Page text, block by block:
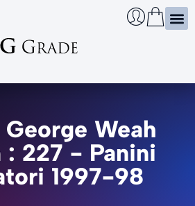
Weah
: 227 - Panini
1997-98